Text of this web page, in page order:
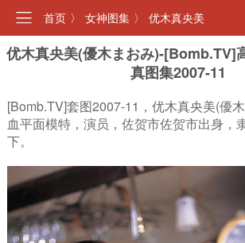
首页 〉 女神图集 〉 优木真央美
优木真央美(優木まおみ)-[Bomb.TV]
真图集2007-11
[Bomb.TV]套图2007-11，优木真央美(優
血平面模特，演员，佐贺市佐贺市出身，
下。